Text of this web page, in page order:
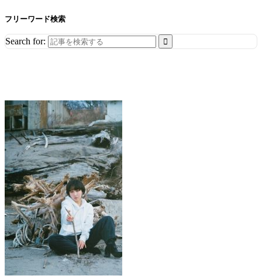
フリーワード検索
Search for: